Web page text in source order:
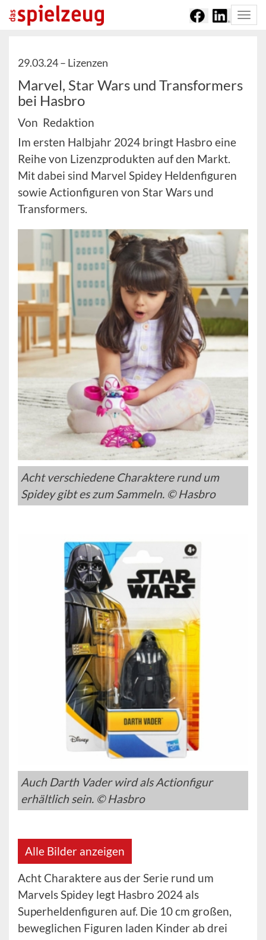
29.03.24 – Lizenzen
Marvel, Star Wars und Transformers
bei Hasbro
Von Redaktion
Im ersten Halbjahr 2024 bringt Hasbro eine
Reihe von Lizenzprodukten auf den Markt.
Mit dabei sind Marvel Spidey Heldenfiguren
sowie Actionfiguren von Star Wars und
Transformers.
Acht verschiedene Charaktere rund um
Spidey gibt es zum Sammeln. © Hasbro
Auch Darth Vader wird als Actionfigur
erhältlich sein. © Hasbro
Alle Bilder anzeigen
Acht Charaktere aus der Serie rund um
Marvels Spidey legt Hasbro 2024 als
Superheldenfiguren auf. Die 10 cm großen,
beweglichen Figuren laden Kinder ab drei